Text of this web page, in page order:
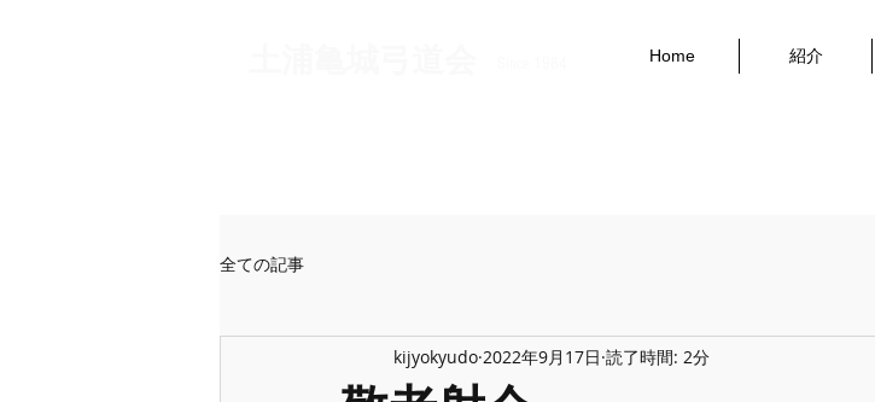
Home 紹介
全ての記事
kijyokyudo 2022年9月17日 読了時間: 2分